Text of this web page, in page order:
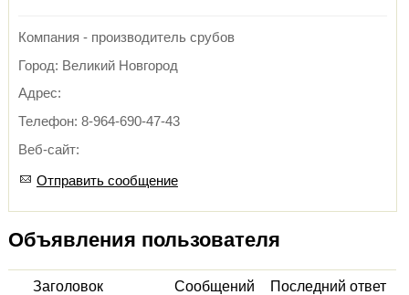
Компания - производитель срубов
Город: Великий Новгород
Адрес:
Телефон: 8-964-690-47-43
Веб-сайт:
Отправить сообщение
Объявления пользователя
Заголовок Сообщений Последний ответ